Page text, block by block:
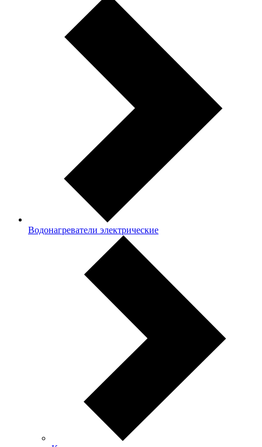
Водонагреватели электрические